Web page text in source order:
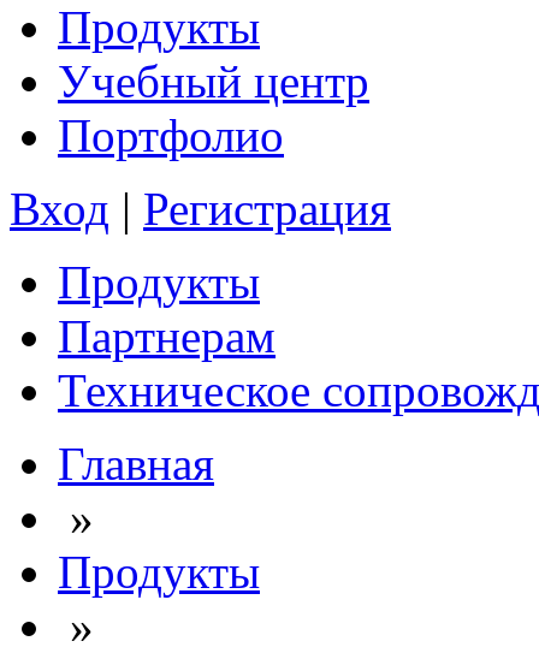
Продукты
Учебный центр
Портфолио
Вход | Регистрация
Продукты
Партнерам
Техническое
Главная
»
Продукты
»